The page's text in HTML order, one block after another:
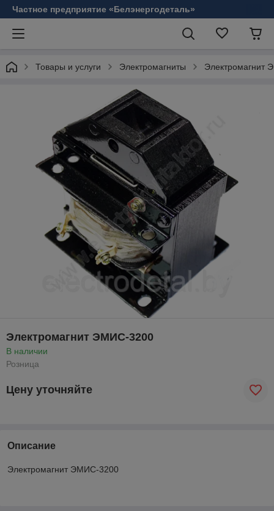
Частное предприятие «Белэнергодеталь»
Товары и услуги Электромагниты Электромагнит
Электромагнит ЭМИС-3200
В наличии
Розница
Цену уточняйте
Описание
Электромагнит ЭМИС-3200